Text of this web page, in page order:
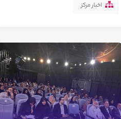
اخبار مرکز